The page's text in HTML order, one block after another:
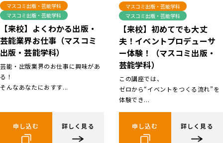
マスコミ出版・芸能学科
マスコミ出版・芸能学科
【来校】よくわかる出版・
芸能業界お仕事（マスコミ
出版・芸能学科）
芸能・出版業界のお仕事に興味があ
る！
そんなあなたにおすす...
申し込む 詳しく見る
マスコミ出版・芸能学科
マスコミ出版・芸能学科
【来校】初めてでも大丈
夫！イベントプロデューサ
ー体験！（マスコミ出版・
芸能学科）
この講座では、
ゼロから“イベントをつくる流れ”を
体験でき...
申し込む 詳しく見る